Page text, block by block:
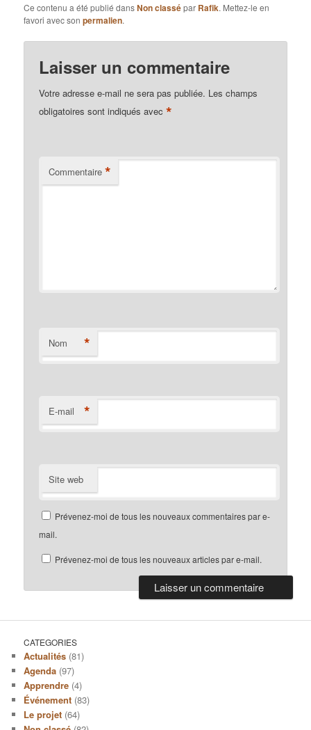
Ce contenu a été publié dansNon classépar Rafik. Mettez-le en
favori avec sonpermalien.
Laisser un commentaire
Votre adresse e-mail ne sera pas publiée. Les champs
obligatoires sont indiqués avec*
Commentaire *
Nom *
E-mail *
Site web
Prévenez-moi de tous les nouveaux commentaires par e-
mail.
Prévenez-moi de tous les nouveaux articles par e-mail.
CATEGORIES
Actualités (81)
Agenda (97)
Apprendre (4)
Événement (83)
Le projet (64)